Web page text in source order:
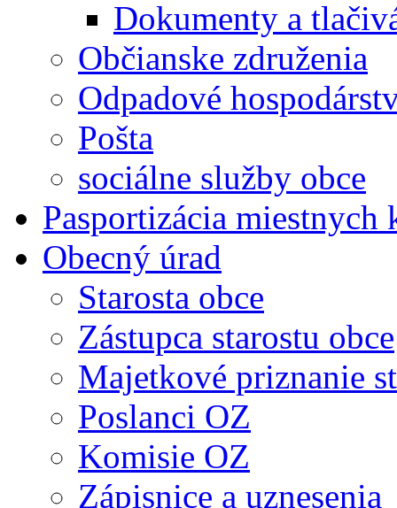
Dokumenty a
Občianske združenia
Odpadové
Pošta
sociálne služby obce
Pasportizácia
Obecný úrad
Starosta obce
Zástupca starostu obce
Majetkové priznanie
Poslanci OZ
Komisie OZ
Zápisnice a uznesenia